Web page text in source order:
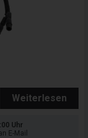
Weiterlesen
Uhr
E-Mail